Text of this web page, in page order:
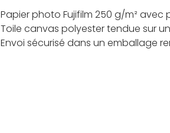
Papier photo Fujifilm 250 g/m²
Toile canvas polyester tendue sur
Envoi sécurisé dans un emballage